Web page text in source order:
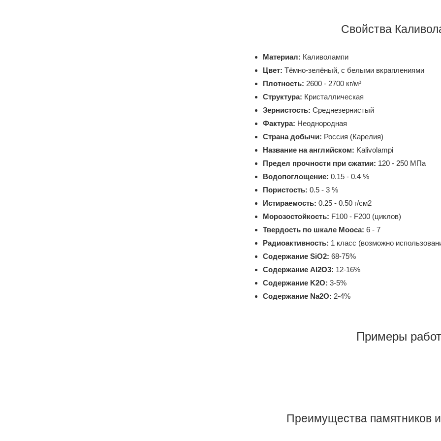
Свойства
Материал: Каливолампи
Цвет: Тёмно-зелёный, с белыми вкраплениями
Плотность: 2600 - 2700 кг/м³
Структура: Кристаллическая
Зернистость: Среднезернистый
Фактура: Неоднородная
Страна добычи: Россия (Карелия)
Название на английском: Kalivolampi
Предел прочности при сжатии: 120 - 250 МПа
Водопоглощение: 0.15 - 0.4 %
Пористость: 0.5 - 3 %
Истираемость: 0.25 - 0.50 г/см2
Морозостойкость: F100 - F200 (циклов)
Твердость по шкале Мооса: 6 - 7
Радиоактивность: 1 класс (возможно
Содержание SiO2: 68-75%
Содержание Al2O3: 12-16%
Содержание K2O: 3-5%
Содержание Na2O: 2-4%
Примеры
Преимущества памятников